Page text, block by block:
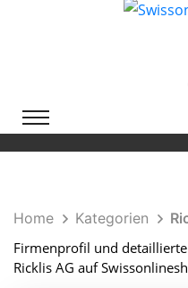
Home Kategorien
Firmenprofil und
Ricklis AG auf